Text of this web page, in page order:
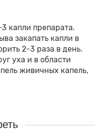
капли препарата.
закапать капли в
2-3 раза в день.
уха и в области
живичных капель,